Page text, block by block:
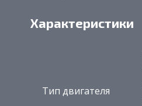
Характеристики
Тип двигателя